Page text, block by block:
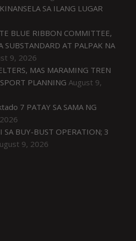
SA ILANG LUGAR
BLUE RIBBON COMMITTEE,
SUBSTANDARD AT PALPAK NA
9, 2026
MAS MARAMING TREN
PLANNING August 9,
7 PATAY SA SAMA NG
SA BUY-BUST OPERATION; 3
9, 2026